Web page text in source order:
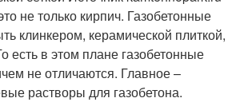
не только кирпич. Газобетонные
клинкером, керамической плиткой,
есть в этом плане газобетонные
не отличаются. Главное –
растворы для газобетона.